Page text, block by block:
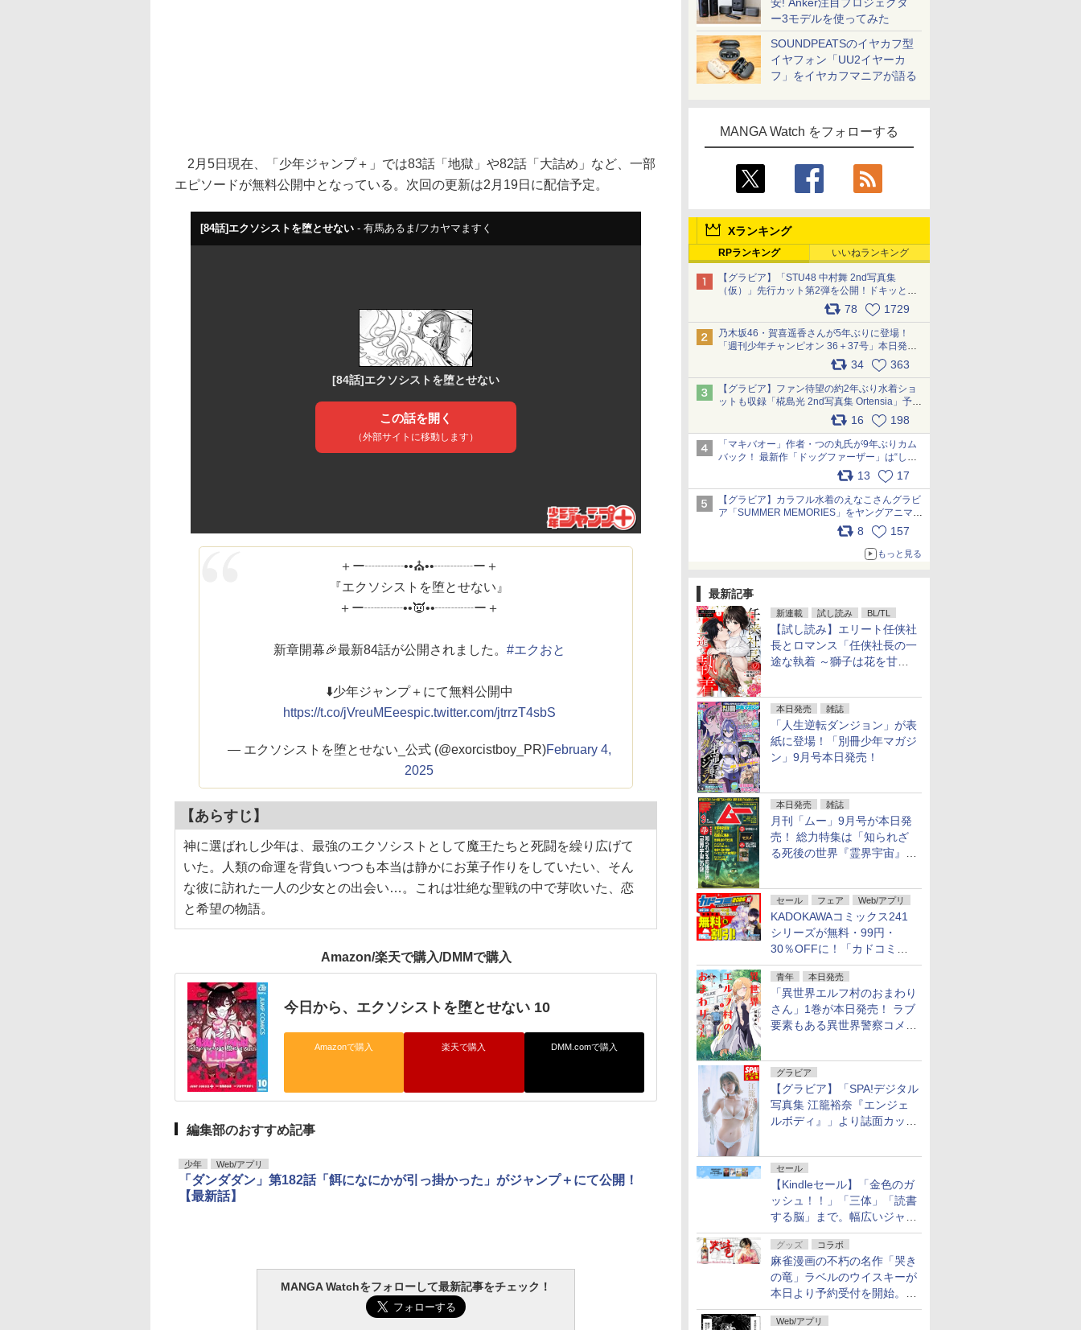
ー3モデルを使ってみた
SOUNDPEATSのイヤカフ型
イヤフォン「UU2イヤーカ
フ」をイヤカフマニアが語る
MANGA Watch をフォローする
Xランキング
RPランキング いいねランキング
【グラビア】「STU48 中村舞 2nd写真集
（仮）」先行カット第2弾を公開！ドキッとす
るランジェリーカットなど新たな挑戦
78 1729
乃木坂46・賀喜遥香さんが5年ぶりに登場！
「週刊少年チャンピオン 36＋37号」本日発
売 pic.x.com/2Mo85ZlRvK
34 363
【グラビア】ファン待望の約2年ぶり水着ショ
ットも収録「椛島光 2nd写真集 Ortensia」予約
16 198
「マキバオー」作者・つの丸氏が9年ぶりカム
バック！ 最新作「ドッグファーザー」は“しゃ
べらない動物”とのリアルな暮らしを描く 「も
うこれ以上の幸せはない」……一緒に暮らす愛
犬たちへ… pic.x.com/hEr88DgVyD
13 17
【グラビア】カラフル水着のえなこさんグラビ
ア「SUMMER MEMORIES」をヤングアニマル
Webで公開中 pic.x.com/wdmmjZ7DnV
8 157
もっと見る
最新記事
新連載 試し読み BL/TL
【試し読み】エリート任侠社
長とロマンス「任侠社長の一
途な執着 ～獅子は花を甘く
本日発売 雑誌
「人生逆転ダンジョン」が表
紙に登場！「別冊少年マガジ
ン」9月号本日発売！
本日発売 雑誌
月刊「ムー」9月号が本日発
売！ 総力特集は「知られざ
る死後の世界『霊界宇宙』の
セール フェア Web/アプリ
KADOKAWAコミックス241
シリーズが無料・99円・
30％OFFに！「カドコミフ
ェア 2026」第2弾が開催中！
青年 本日発売
「異世界エルフ村のおまわり
さん」1巻が本日発売！ ラブ
要素もある異世界警察コメデ
グラビア
【グラビア】「SPA!デジタル
写真集 江籠裕奈『エンジェ
ルボディ』」より誌面カット
セール
【Kindleセール】「金色のガ
ッシュ！！」「三体」「読書
する脳」まで。幅広いジャン
ルの電子書籍が最大65％オ
フ！「Kindle本サマーセー
ル」第2弾が開催中！
グッズ コラボ
麻雀漫画の不朽の名作「哭き
の竜」ラベルのウイスキーが
本日より予約受付を開始。8
月16日まで
Web/アプリ
2月5日現在、「少年ジャンプ＋」では83話「地獄」や82話「大詰め」など、一部
エピソードが無料公開中となっている。次回の更新は2月19日に配信予定。
＋ー┈┈┈••⛪️••┈┈┈ー＋
『エクソシストを堕とせない』
＋ー┈┈┈••👿••┈┈┈ー＋
新章開幕🎉最新84話が公開されました。 #エクおと
⬇️少年ジャンプ＋にて無料公開中
https://t.co/jVreuMEeespic.twitter.com/jtrrzT4sbS
— エクソシストを堕とせない_公式 (@exorcistboy_PR)February 4,
2025
【あらすじ】
神に選ばれし少年は、最強のエクソシストとして魔王たちと死闘を繰り広げて
いた。人類の命運を背負いつつも本当は静かにお菓子作りをしていたい、そん
な彼に訪れた一人の少女との出会い…。これは壮絶な聖戦の中で芽吹いた、恋
と希望の物語。
Amazon/楽天で購入/DMMで購入
今日から、エクソシストを堕とせない 10
Amazonで購入 楽天で購入 DMM.comで購入
編集部のおすすめ記事
少年 Web/アプリ
「ダンダダン」第182話「餌になにかが引っ掛かった」がジャンプ＋にて公開！
【最新話】
MANGA Watchをフォローして最新記事をチェック！